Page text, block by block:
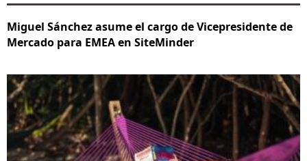
Miguel Sánchez asume el cargo de Vicepresidente de
Mercado para EMEA en SiteMinder